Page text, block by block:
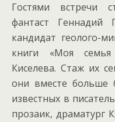
Гостями встречи
фантаст Геннадий
кандидат геолого-
книги «Моя
Киселева. Стаж их
они вместе больше
известных в
прозаик, драматург